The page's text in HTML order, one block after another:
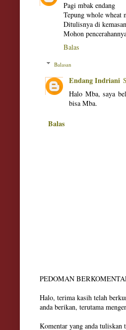
Pagi mbak endang
Tepung whole wheat
Ditulisnya di
Mohon
Balas
Balasan
Endang Indriani
Halo Mba, saya
bisa Mba.
Balas
PEDOMAN
Halo, terima kasih telah
anda berikan, terutama
Komentar yang anda tuliskan